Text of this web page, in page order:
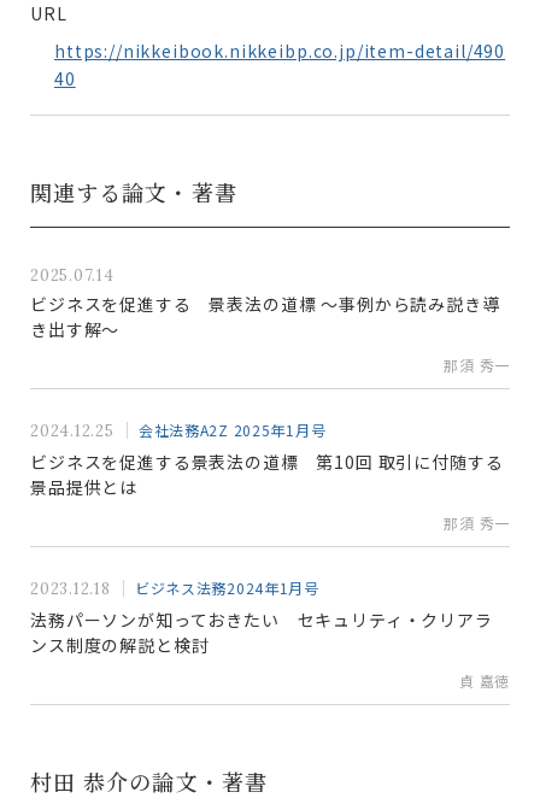
URL
https://nikkeibook.nikkeibp.co.jp/item-detail/490
40
関連する論文・著書
2025.07.14
ビジネスを促進する 景表法の道標 ～事例から読み説き導
き出す解～
那須 秀一
2024.12.25 会社法務A2Z 2025年1月号
ビジネスを促進する景表法の道標 第10回 取引に付随する
景品提供とは
那須 秀一
2023.12.18 ビジネス法務2024年1月号
法務パーソンが知っておきたい セキュリティ・クリアラ
ンス制度の解説と検討
貞 嘉徳
村田 恭介の論文・著書